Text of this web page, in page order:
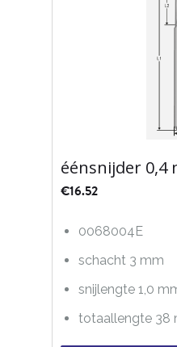
éénsnijder 0,4
€16.52
0068004E
schacht 3 mm
snijlengte 1,0
totaallengte 38